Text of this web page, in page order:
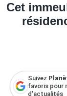
Cet
Suivez
favoris pour
d'actualités